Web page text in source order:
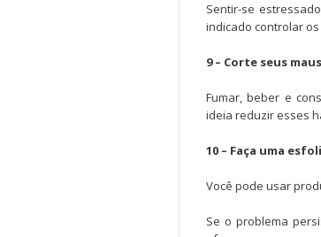
Sentir-se
indicado controlar
9 – Corte seus
Fumar, beber e
ideia reduzir esses
10 – Faça uma
Você pode usar
Se o problema